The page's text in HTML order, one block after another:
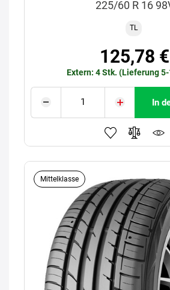
225/60 R 16
TL
125,78 €
Extern: 4 Stk. (Lieferung
In
Mittelklasse